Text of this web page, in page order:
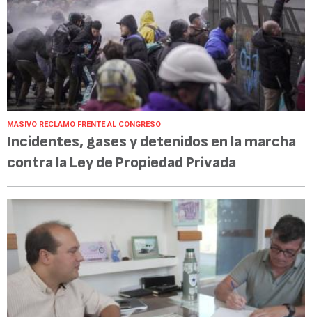
MASIVO RECLAMO FRENTE AL CONGRESO
Incidentes, gases y detenidos en la marcha
contra la Ley de Propiedad Privada